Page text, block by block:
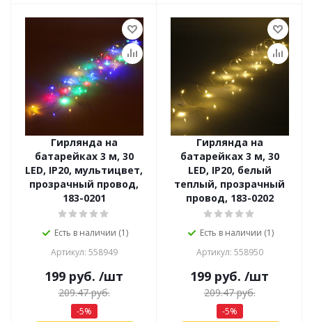
Гирлянда на
батарейках 3 м, 30
LED, IP20, мультицвет,
прозрачный провод,
183-0201
Есть в наличии (1)
Артикул: 558949
199 руб. /шт
209.47руб.
-5%
Гирлянда на
батарейках 3 м, 30
LED, IP20, белый
теплый, прозрачный
провод, 183-0202
Есть в наличии (1)
Артикул: 558950
199 руб. /шт
209.47руб.
-5%